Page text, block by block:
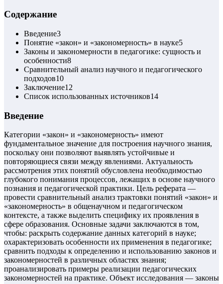
Содержание
Введение3
Понятие «закон» и «закономерность» в науке5
Законы и закономерности в педагогике: сущность и
особенности8
Сравнительный анализ научного и педагогического
подходов10
Заключение12
Список использованных источников14
Введение
Категории «закон» и «закономерность» имеют
фундаментальное значение для построения научного знания,
поскольку они позволяют выявлять устойчивые и
повторяющиеся связи между явлениями. Актуальность
рассмотрения этих понятий обусловлена необходимостью
глубокого понимания процессов, лежащих в основе научного
познания и педагогической практики. Цель реферата —
провести сравнительный анализ трактовки понятий «закон» и
«закономерность» в общенаучном и педагогическом
контексте, а также выделить специфику их проявления в
сфере образования. Основные задачи заключаются в том,
чтобы: раскрыть содержание данных категорий в науке;
охарактеризовать особенности их применения в педагогике;
сравнить подходы к определению и использованию законов и
закономерностей в различных областях знания;
проанализировать примеры реализации педагогических
закономерностей на практике. Объект исследования — законы